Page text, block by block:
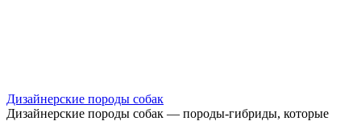
Дизайнерские породы собак
Дизайнерские породы собак — породы-гибриды, которые